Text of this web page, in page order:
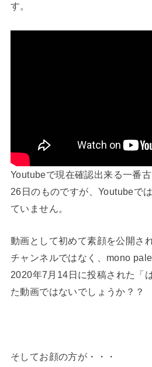
す。
Youtubeで現在確認出来る一番
26日のものですが、Youtubeで
ていません。
動画として初めて素顔を公開さ
チャンネルではなく、mono
2020年7月14日に投稿された「
た動画ではないでしょうか？？
そしてお顔の方が・・・